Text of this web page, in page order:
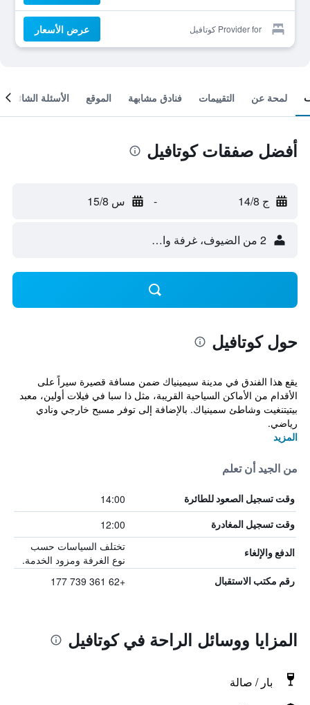
Provider for كوتافيل عرض الأسعار
لمحة عن التقييمات فنادق مشابهة الموقع الأسئلة الشائعة
أفضل صفقات كوتافيل
ج 14/8 - س 15/8
2 من الضيوف، غرفة واحدة
حول كوتافيل
يقع هذا الفندق في مدينة سيمينياك ضمن مسافة قصيرة سيراً على
الأقدام من الأماكن السياحية القريبة، مثل ذا سبا في فيلات أولين، معبد
بيتيتنغيت وشاطئ سمينياك. بالإضافة إلى توفر مسبح خارجي ونادي
رياضي.
المزيد
من الجيد أن تعلم
وقت تسجيل الصعود للطائرة 14:00
وقت تسجيل المغادرة 12:00
الدفع والإلغاء
تختلف السياسات حسب
نوع الغرفة ومزود الخدمة.
رقم مكتب الاستقبال +62 361 739 177
المزايا ووسائل الراحة في كوتافيل
بار / صالة